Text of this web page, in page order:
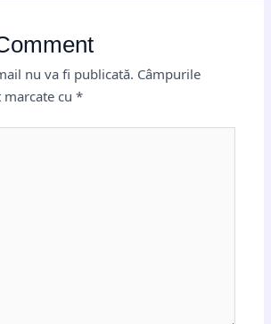
nu va fi publicată. Câmpurile
marcate cu*